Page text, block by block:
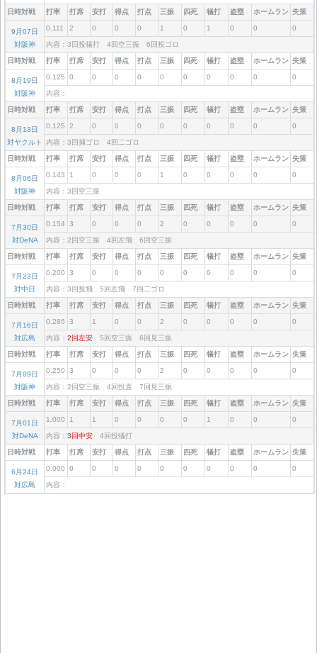
日時対戦 打率 打席 安打 得点 打点 三振 四死 犠打 盗塁 ホームラン 失策
9月07日
対阪神
0.111 2 0 0 0 1 0 1 0 0 0
内容：3回投犠打 4回空三振 6回投ゴロ
日時対戦 打率 打席 安打 得点 打点 三振 四死 犠打 盗塁 ホームラン 失策
8月19日
対阪神
0.125 0 0 0 0 0 0 0 0 0 0
内容：
日時対戦 打率 打席 安打 得点 打点 三振 四死 犠打 盗塁 ホームラン 失策
8月13日
対ヤクルト
0.125 2 0 0 0 0 0 0 0 0 0
内容：3回捕ゴロ 4回二ゴロ
日時対戦 打率 打席 安打 得点 打点 三振 四死 犠打 盗塁 ホームラン 失策
8月06日
対阪神
0.143 1 0 0 0 1 0 0 0 0 0
内容：3回空三振
日時対戦 打率 打席 安打 得点 打点 三振 四死 犠打 盗塁 ホームラン 失策
7月30日
対DeNA
0.154 3 0 0 0 2 0 0 0 0 0
内容：2回空三振 4回左飛 6回空三振
日時対戦 打率 打席 安打 得点 打点 三振 四死 犠打 盗塁 ホームラン 失策
7月23日
対中日
0.200 3 0 0 0 0 0 0 0 0 0
内容：3回投飛 5回左飛 7回二ゴロ
日時対戦 打率 打席 安打 得点 打点 三振 四死 犠打 盗塁 ホームラン 失策
7月16日
対広島
0.286 3 1 0 0 2 0 0 0 0 0
内容： 2回左安 5回空三振 6回見三振
日時対戦 打率 打席 安打 得点 打点 三振 四死 犠打 盗塁 ホームラン 失策
7月09日
対阪神
0.250 3 0 0 0 2 0 0 0 0 0
内容：2回空三振 4回投直 7回見三振
日時対戦 打率 打席 安打 得点 打点 三振 四死 犠打 盗塁 ホームラン 失策
7月01日
対DeNA
1.000 1 1 0 0 0 0 1 0 0 0
内容： 3回中安 4回投犠打
日時対戦 打率 打席 安打 得点 打点 三振 四死 犠打 盗塁 ホームラン 失策
6月24日
対広島
0.000 0 0 0 0 0 0 0 0 0 0
内容：